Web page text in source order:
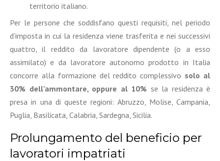
territorio italiano.
Per le persone che soddisfano questi requisiti, nel periodo
d’imposta in cui la residenza viene trasferita e nei successivi
quattro, il reddito da lavoratore dipendente (o a esso
assimilato) e da lavoratore autonomo prodotto in Italia
concorre alla formazione del reddito complessivo solo al
30% dell’ammontare, oppure al 10% se la residenza è
presa in una di queste regioni: Abruzzo, Molise, Campania,
Puglia, Basilicata, Calabria, Sardegna, Sicilia.
Prolungamento del beneficio per
lavoratori impatriati